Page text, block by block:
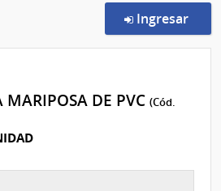
Ingresar
MARIPOSA DE PVC(Cód.